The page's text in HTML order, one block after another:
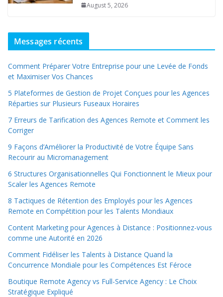
August 5, 2026
Messages récents
Comment Préparer Votre Entreprise pour une Levée de Fonds
et Maximiser Vos Chances
5 Plateformes de Gestion de Projet Conçues pour les Agences
Réparties sur Plusieurs Fuseaux Horaires
7 Erreurs de Tarification des Agences Remote et Comment les
Corriger
9 Façons d’Améliorer la Productivité de Votre Équipe Sans
Recourir au Micromanagement
6 Structures Organisationnelles Qui Fonctionnent le Mieux pour
Scaler les Agences Remote
8 Tactiques de Rétention des Employés pour les Agences
Remote en Compétition pour les Talents Mondiaux
Content Marketing pour Agences à Distance : Positionnez-vous
comme une Autorité en 2026
Comment Fidéliser les Talents à Distance Quand la
Concurrence Mondiale pour les Compétences Est Féroce
Boutique Remote Agency vs Full-Service Agency : Le Choix
Stratégique Expliqué